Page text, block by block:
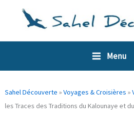
Menu
Sahel Découverte »Voyages & Croisières »
les Traces des Traditions du Kalounaye et
Panneau de gestion des cookies